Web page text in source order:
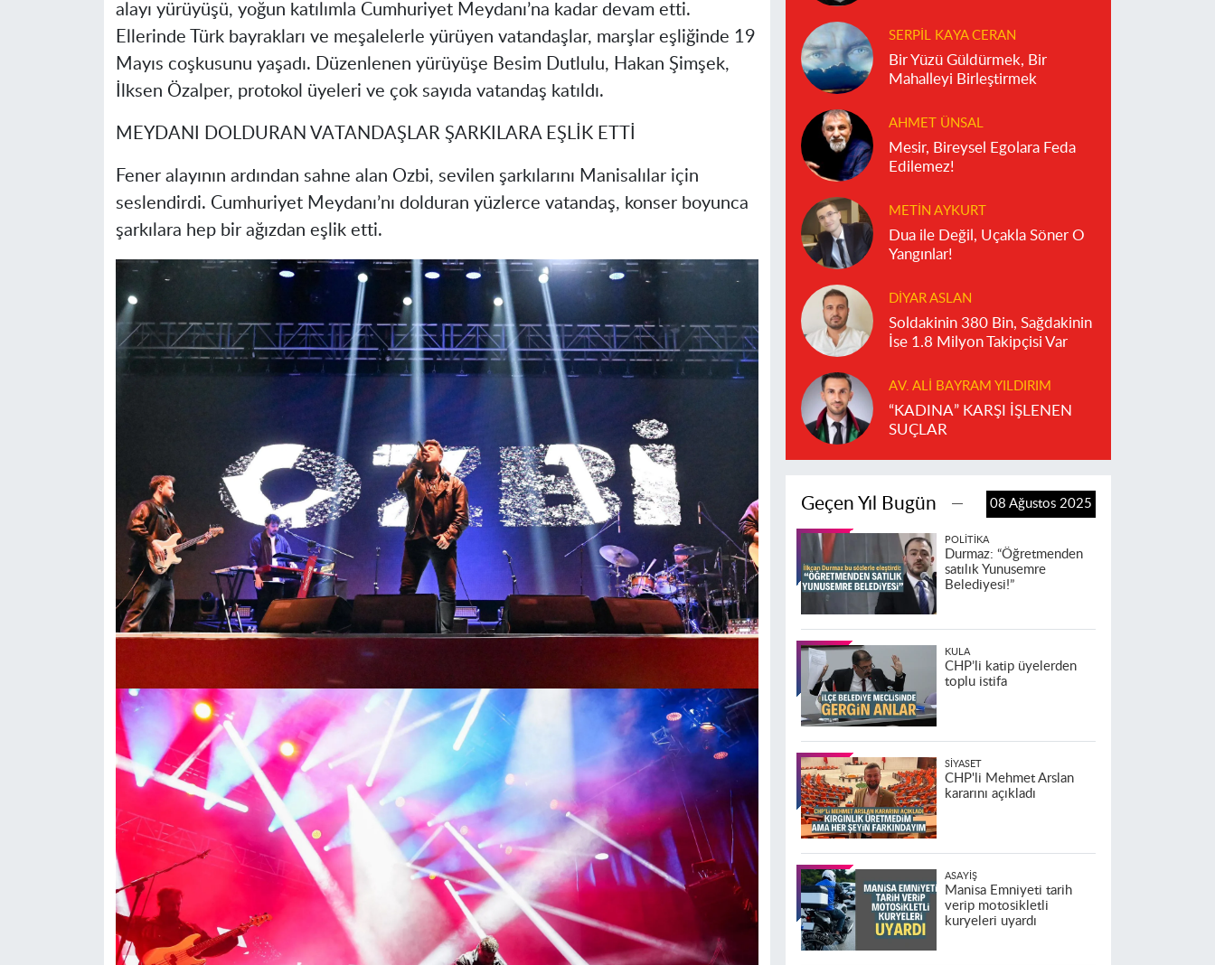
alayı yürüyüşü, yoğun katılımla Cumhuriyet Meydanı’na kadar devam etti.
Ellerinde Türk bayrakları ve meşalelerle yürüyen vatandaşlar, marşlar eşliğinde 19
Mayıs coşkusunu yaşadı. Düzenlenen yürüyüşe Besim Dutlulu, Hakan Şimşek,
İlksen Özalper, protokol üyeleri ve çok sayıda vatandaş katıldı.
MEYDANI DOLDURAN VATANDAŞLAR ŞARKILARA EŞLİK ETTİ
Fener alayının ardından sahne alan Ozbi, sevilen şarkılarını Manisalılar için
seslendirdi. Cumhuriyet Meydanı’nı dolduran yüzlerce vatandaş, konser boyunca
şarkılara hep bir ağızdan eşlik etti.
SERPIL KAYA CERAN
Bir Yüzü Güldürmek, Bir
Mahalleyi Birleştirmek
AHMET ÜNSAL
Mesir, Bireysel Egolara Feda
Edilemez!
METIN AYKURT
Dua ile Değil, Uçakla Söner O
Yangınlar!
DIYAR ASLAN
Soldakinin 380 Bin, Sağdakinin
İse 1.8 Milyon Takipçisi Var
AV. ALI BAYRAM YILDIRIM
“KADINA” KARŞI İŞLENEN
SUÇLAR
Geçen Yıl Bugün 08 Ağustos 2025
POLITIKA
Durmaz: “Öğretmenden
satılık Yunusemre
Belediyesi!”
KULA
CHP’li katip üyelerden
toplu istifa
SIYASET
CHP'li Mehmet Arslan
kararını açıkladı
ASAYIŞ
Manisa Emniyeti tarih
verip motosikletli
kuryeleri uyardı